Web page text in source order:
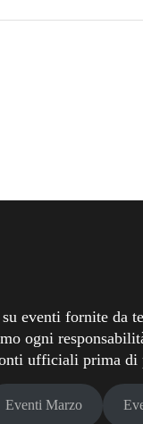
eventi fornite da
ogni
ufficiali prima di
Eventi Marzo